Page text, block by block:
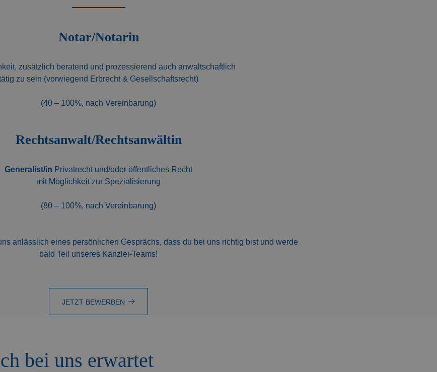
Notar/Notarin
zusätzlich beratend und prozessierend auch anwaltschaftlich
zu sein (vorwiegend Erbrecht & Gesellschaftsrecht)
(40 – 100%, nach Vereinbarung)
Rechtsanwalt/Rechtsanwältin
Generalist/in Privatrecht und/oder öffentliches Recht
mit Möglichkeit zur Spezialisierung
(80 – 100%, nach Vereinbarung)
anlässlich eines persönlichen Gesprächs, dass du bei uns richtig bist und werde
bald Teil unseres Kanzlei-Teams!
JETZT BEWERBEN
bei uns erwartet